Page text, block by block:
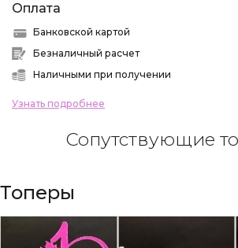
Оплата
Банковской картой
Безналичный расчет
Наличными при получении
Узнать подробнее
Сопутствующие
Топеры